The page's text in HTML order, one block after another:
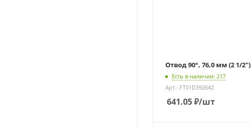
Отвод 90°, 76,0 мм (2 1/2")
Есть в наличии: 217
Арт.: FT01D392642
641.05₽/шт